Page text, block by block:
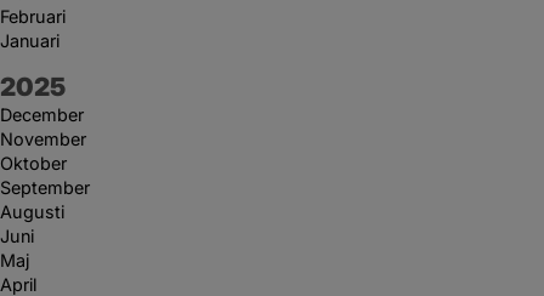
Februari
Januari
År:
2025
December
November
Oktober
September
Augusti
Juni
Maj
April